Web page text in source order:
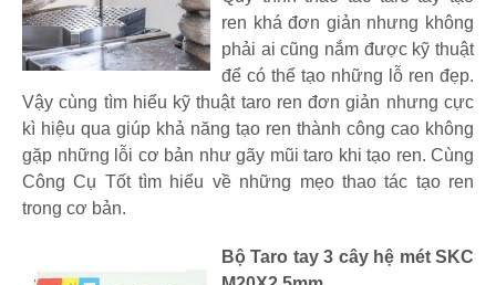
ren khá đơn giản nhưng không
phải ai cũng nắm được kỹ thuật
để có thể tạo những lỗ ren đẹp.
Vậy cùng tìm hiểu kỹ thuật taro ren đơn giản nhưng cực
kì hiệu qua giúp khả năng tạo ren thành công cao không
gặp những lỗi cơ bản như gãy mũi taro khi tạo ren. Cùng
Công Cụ Tốt tìm hiểu về những mẹo thao tác tạo ren
trong cơ bản.
Bộ Taro tay 3 cây hệ mét SKC